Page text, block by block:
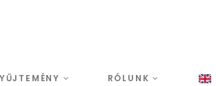
RÓLUNK